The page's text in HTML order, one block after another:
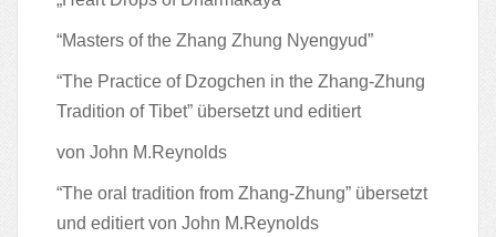
“Masters of the Zhang Zhung Nyengyud”
“The Practice of Dzogchen in the Zhang-Zhung
Tradition of Tibet” übersetzt und editiert
von John M.Reynolds
“The oral tradition from Zhang-Zhung” übersetzt
und editiert von John M.Reynolds